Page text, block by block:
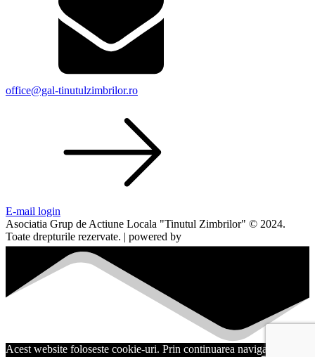
office@gal-tinutulzimbrilor.ro
E-mail login
Asociatia Grup de Actiune Locala "Tinutul Zimbrilor" © 2024.
Toate drepturile rezervate. | powered by
Acest website foloseste cookie-uri. Prin continuarea navigarii,